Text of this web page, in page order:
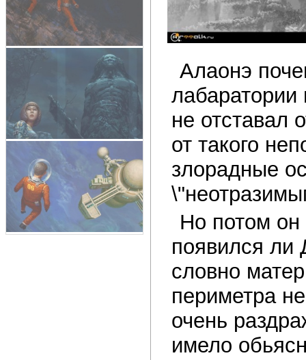
Алаонэ
не отставал
от такого
злорадные
Но потом
появился ли
словно
периметра
очень
имело